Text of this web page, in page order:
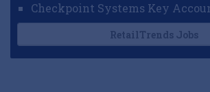
RetailTrends Jobs